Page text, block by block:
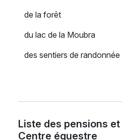
de la forêt
du lac de la Moubra
des sentiers de
Liste des pensions
Centre équestre